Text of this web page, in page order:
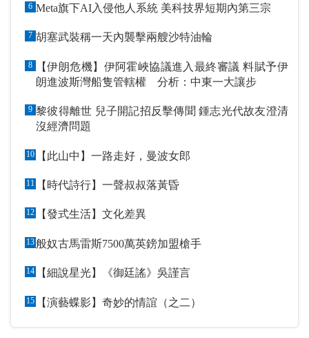
6 Meta旗下AI入侵他人系統 美科技界短期內第三宗
7 胡塞武裝稱一天內襲擊兩艘沙特油輪
8
【伊朗危機】伊阿霍峽協議進入最終審議 料賦予伊
朗進波斯灣船隻管轄權 分析：中東一大讓步
9 黎彼得離世 兒子開記招反擊傳聞 鍾志光代故友澄清
沒經濟問題
10 【此山中】一路走好，曼波女郎
11 【時代詩行】一聲叔叔落黃昏
12 【發式生活】文化差異
13般奴古馬雷斯7500萬英鎊加盟槍手
14 【細說星光】《御廷謠》吳謹言
15 【演藝蝶影】奇妙的情誼（之二）